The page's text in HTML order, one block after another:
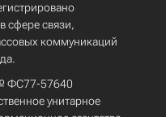
сфере связи,
коммуникаций
ФС77-57640
унитарное